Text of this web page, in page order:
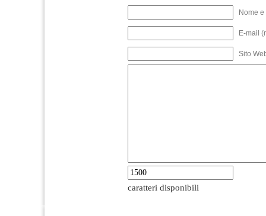
Nome
E-mail
Sito
caratteri disponibili